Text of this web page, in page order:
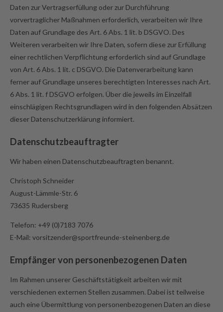
Daten zur Vertragserfüllung oder zur Durchführung
vorvertraglicher Maßnahmen erforderlich, verarbeiten wir Ihre
Daten auf Grundlage des Art. 6 Abs. 1 lit. b DSGVO. Des
Weiteren verarbeiten wir Ihre Daten, sofern diese zur Erfüllung
einer rechtlichen Verpflichtung erforderlich sind auf Grundlage
von Art. 6 Abs. 1 lit. c DSGVO. Die Datenverarbeitung kann
ferner auf Grundlage unseres berechtigten Interesses nach Art.
6 Abs. 1 lit. f DSGVO erfolgen. Über die jeweils im Einzelfall
einschlägigen Rechtsgrundlagen wird in den folgenden Absätzen
dieser Datenschutzerklärung informiert.
Datenschutz­beauftragter
Wir haben einen Datenschutzbeauftragten benannt.
Christoph Schneider
August-Lämmle-Str. 6
73635 Rudersberg
Telefon: +49 (0)7183 7076
E-Mail: vorsitzender@sportfreunde-steinenberg.de
Empfänger von personenbezogenen Daten
Im Rahmen unserer Geschäftstätigkeit arbeiten wir mit
verschiedenen externen Stellen zusammen. Dabei ist teilweise
auch eine Übermittlung von personenbezogenen Daten an diese